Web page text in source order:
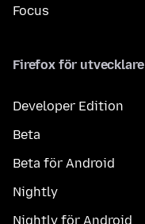
Focus
Firefox för utvecklare
Developer Edition
Beta
Beta för Android
Nightly
Nightly för Android